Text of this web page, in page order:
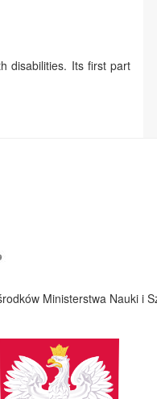
disabilities. Its first part
Ministerstwa Nauki i